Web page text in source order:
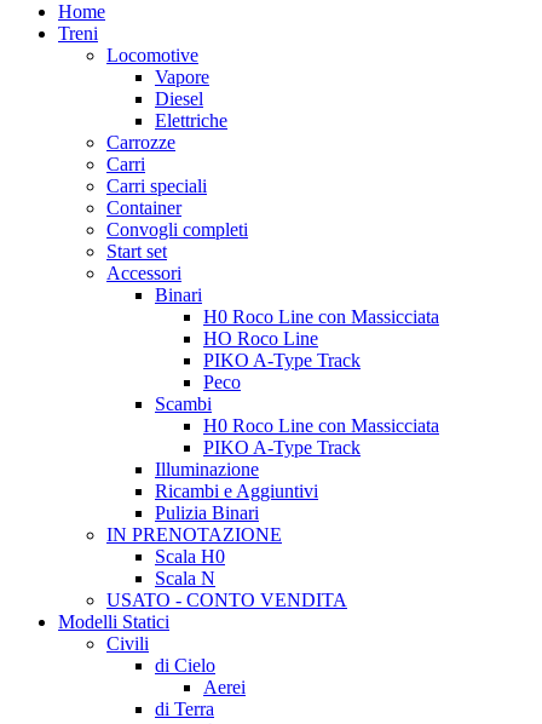
Home
Treni
Locomotive
Vapore
Diesel
Elettriche
Carrozze
Carri
Carri speciali
Container
Convogli completi
Start set
Accessori
Binari
H0 Roco Line con Massicciata
HO Roco Line
PIKO A-Type Track
Peco
Scambi
H0 Roco Line con Massicciata
PIKO A-Type Track
Illuminazione
Ricambi e Aggiuntivi
Pulizia Binari
IN PRENOTAZIONE
Scala H0
Scala N
USATO - CONTO VENDITA
Modelli Statici
Civili
di Cielo
Aerei
di Terra